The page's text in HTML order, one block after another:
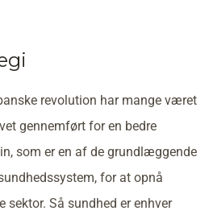
revolution har mange været
gennemført for en bedre
som er en af de grundlæggende
for at opnå
Så sundhed er enhver